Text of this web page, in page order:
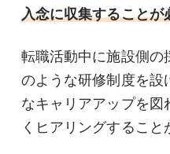
入念に収集することが
転職活動中に施設側の
のような研修制度を設
なキャリアアップを図
くヒアリングすること